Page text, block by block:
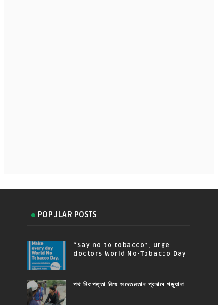
POPULAR POSTS
“Say no to tobacco”, urge
doctors World No-Tobacco Day
পথ নিরাপত্তা নিয়ে সচেতনতার প্রচারে পড়ুয়ারা